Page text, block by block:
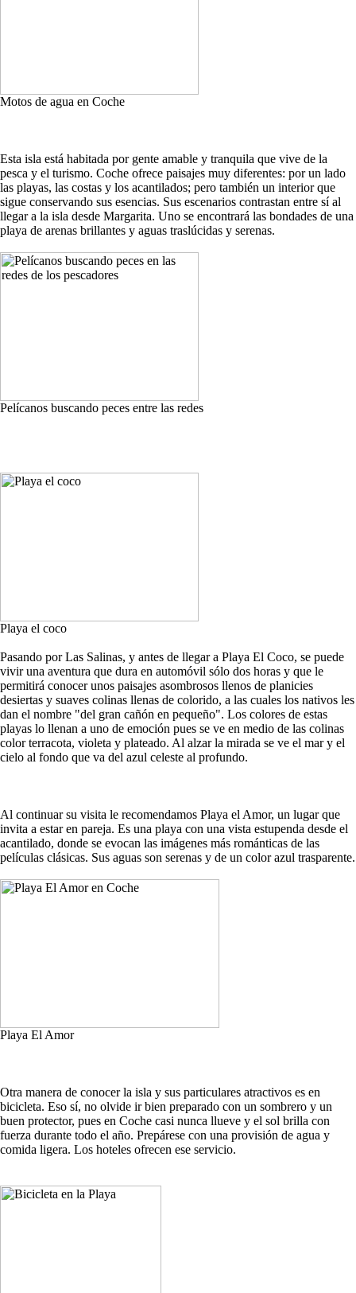
Motos de agua en Coche
Esta isla está habitada por gente amable y tranquila que vive de la
pesca y el turismo. Coche ofrece paisajes muy diferentes: por un lado
las playas, las costas y los acantilados; pero también un interior que
sigue conservando sus esencias. Sus escenarios contrastan entre sí al
llegar a la isla desde Margarita. Uno se encontrará las bondades de una
playa de arenas brillantes y aguas traslúcidas y serenas.
Pelícanos buscando peces entre las redes
Playa el coco
Pasando por Las Salinas, y antes de llegar a Playa El Coco, se puede
vivir una aventura que dura en automóvil sólo dos horas y que le
permitirá conocer unos paisajes asombrosos llenos de planicies
desiertas y suaves colinas llenas de colorido, a las cuales los nativos les
dan el nombre "del gran cañón en pequeño". Los colores de estas
playas lo llenan a uno de emoción pues se ve en medio de las colinas
color terracota, violeta y plateado. Al alzar la mirada se ve el mar y el
cielo al fondo que va del azul celeste al profundo.
Al continuar su visita le recomendamos Playa el Amor, un lugar que
invita a estar en pareja. Es una playa con una vista estupenda desde el
acantilado, donde se evocan las imágenes más románticas de las
películas clásicas. Sus aguas son serenas y de un color azul trasparente.
Playa El Amor
Otra manera de conocer la isla y sus particulares atractivos es en
bicicleta. Eso sí, no olvide ir bien preparado con un sombrero y un
buen protector, pues en Coche casi nunca llueve y el sol brilla con
fuerza durante todo el año. Prepárese con una provisión de agua y
comida ligera. Los hoteles ofrecen ese servicio.